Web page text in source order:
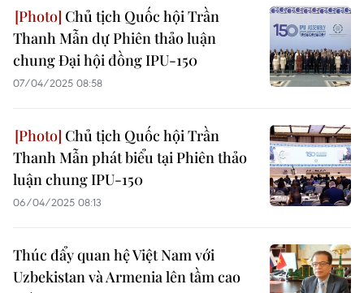
Chủ tịch Quốc hội Trần
Thanh Mẫn dự Phiên thảo luận
chung Đại hội đồng IPU-150
07/04/2025 08:58
Chủ tịch Quốc hội Trần
Thanh Mẫn phát biểu tại Phiên thảo
luận chung IPU-150
06/04/2025 08:13
Thúc đẩy quan hệ Việt Nam với
Uzbekistan và Armenia lên tầm cao